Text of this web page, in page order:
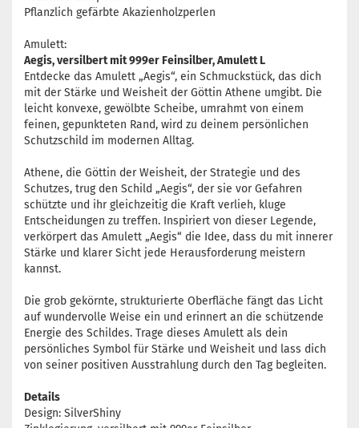
Pflanzlich gefärbte Akazienholzperlen
Amulett:
Aegis, versilbert mit 999er Feinsilber, Amulett L
Entdecke das Amulett „Aegis“, ein Schmuckstück, das dich
mit der Stärke und Weisheit der Göttin Athene umgibt. Die
leicht konvexe, gewölbte Scheibe, umrahmt von einem
feinen, gepunkteten Rand, wird zu deinem persönlichen
Schutzschild im modernen Alltag.
Athene, die Göttin der Weisheit, der Strategie und des
Schutzes, trug den Schild „Aegis“, der sie vor Gefahren
schützte und ihr gleichzeitig die Kraft verlieh, kluge
Entscheidungen zu treffen. Inspiriert von dieser Legende,
verkörpert das Amulett „Aegis“ die Idee, dass du mit innerer
Stärke und klarer Sicht jede Herausforderung meistern
kannst.
Die grob gekörnte, strukturierte Oberfläche fängt das Licht
auf wundervolle Weise ein und erinnert an die schützende
Energie des Schildes. Trage dieses Amulett als dein
persönliches Symbol für Stärke und Weisheit und lass dich
von seiner positiven Ausstrahlung durch den Tag begleiten.
Details
Design: SilverShiny